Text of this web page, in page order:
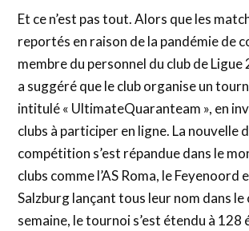
Et ce n’est pas tout. Alors que les
reportés en raison de la pandémie de
membre du personnel du club de
a suggéré que le club organise un
intitulé « UltimateQuaranteam », en
clubs à participer en ligne. La nouvelle
compétition s’est répandue dans le
clubs comme l’AS Roma, le Feyenoord
Salzburg lançant tous leur nom dans le
semaine, le tournoi s’est étendu à 128